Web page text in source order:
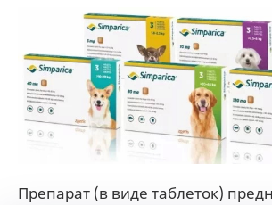
Препарат (в виде таблеток)